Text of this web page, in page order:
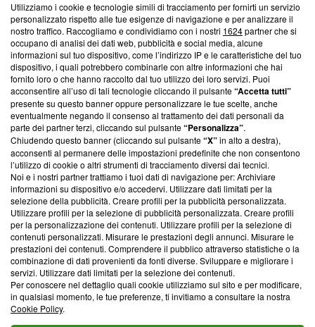
Questa sezione offre informazioni trasparenti su Blasting
News, sui nostri processi editoriali e su come ci impegniamo a
creare news di qualità. Inoltre, afferma la nostra aderenza a
‘Trust Project - News with Integrity’Blasting News non è
ancora membro del programma, ma ha richiesto di farne
parte; Trust Project non ha ancora effettuato una verifica di
conformità agli standard.
Su di noi
Team editoriale
Corporate
Redazione
Informativa Privacy
Cookie Policy
Blasting SA, IDI CHE-247.845.224, Via Carlo Frasca, 3 - 6900
Lugano (Svizzera) Tel:+39 0690258937
© 2026 Blasting News
Utilizziamo i cookie e tecnologie simili di tracciamento per fornirti un servizio
personalizzato rispetto alle tue esigenze di navigazione e per analizzare il
nostro traffico. Raccogliamo e condividiamo con i nostri 1624partner che si
occupano di analisi dei dati web, pubblicità e social media, alcune
informazioni sul tuo dispositivo, come l’indirizzo IP e le caratteristiche del tuo
dispositivo, i quali potrebbero combinarle con altre informazioni che hai
fornito loro o che hanno raccolto dal tuo utilizzo dei loro servizi. Puoi
acconsentire all’uso di tali tecnologie cliccando il pulsante“Accetta tutti”
presente su questo banner oppure personalizzare le tue scelte, anche
eventualmente negando il consenso al trattamento dei dati personali da
parte dei partner terzi, cliccando sul pulsante“Personalizza”.
Chiudendo questo banner (cliccando sul pulsante“X”in alto a destra),
acconsenti al permanere delle impostazioni predefinite che non consentono
l’utilizzo di cookie o altri strumenti di tracciamento diversi dai tecnici.
Noi e i nostri partner trattiamo i tuoi dati di navigazione per: Archiviare
informazioni su dispositivo e/o accedervi. Utilizzare dati limitati per la
selezione della pubblicità. Creare profili per la pubblicità personalizzata.
Utilizzare profili per la selezione di pubblicità personalizzata. Creare profili
per la personalizzazione dei contenuti. Utilizzare profili per la selezione di
contenuti personalizzati. Misurare le prestazioni degli annunci. Misurare le
prestazioni dei contenuti. Comprendere il pubblico attraverso statistiche o la
combinazione di dati provenienti da fonti diverse. Sviluppare e migliorare i
servizi. Utilizzare dati limitati per la selezione dei contenuti.
Per conoscere nel dettaglio quali cookie utilizziamo sul sito e per modificare,
in qualsiasi momento, le tue preferenze, ti invitiamo a consultare la nostra
Cookie Policy.